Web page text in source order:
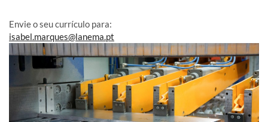
Envie o seu currículo para:
isabel.marques@lanema.pt